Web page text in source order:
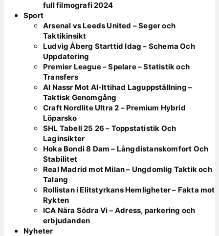
full filmografi 2024
Sport
Arsenal vs Leeds United – Seger och
Taktikinsikt
Ludvig Åberg Starttid Idag – Schema Och
Uppdatering
Premier League – Spelare – Statistik och
Transfers
Al Nassr Mot Al-Ittihad Laguppställning –
Taktisk Genomgång
Craft Nordlite Ultra 2 – Premium Hybrid
Löparsko
SHL Tabell 25 26 – Toppstatistik Och
Laginsikter
Hoka Bondi 8 Dam – Långdistanskomfort Och
Stabilitet
Real Madrid mot Milan – Ungdomlig Taktik och
Talang
Rollistan i Elitstyrkans Hemligheter – Fakta mot
Rykten
ICA Nära Södra Vi – Adress, parkering och
erbjudanden
Nyheter